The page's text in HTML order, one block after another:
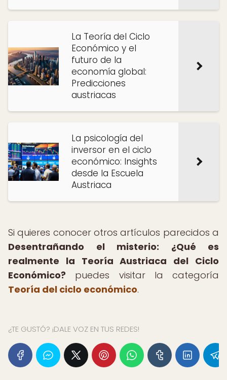
La Teoría del Ciclo
Económico y el
futuro de la
economía global:
Predicciones
austriacas
La psicología del
inversor en el ciclo
económico: Insights
desde la Escuela
Austriaca
Si quieres conocer otros artículos parecidos a
Desentrañando el misterio: ¿Qué es
realmente la Teoría Austriaca del Ciclo
Económico? puedes visitar la categoría
Teoría del ciclo económico.
¿TE GUSTÓ? ¡DALE VOZ EN TUS REDES!